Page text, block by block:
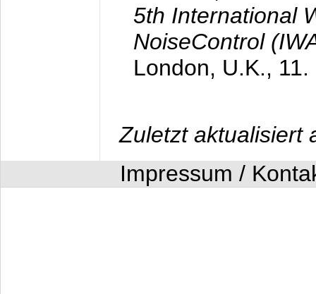
5th International
NoiseControl
London, U.K.,
Zuletzt aktualisiert
Impressum /